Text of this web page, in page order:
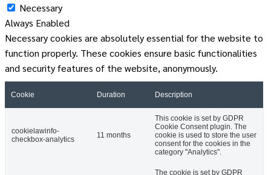
Necessary
Always Enabled
Necessary cookies are absolutely essential for the website to
function properly. These cookies ensure basic functionalities
and security features of the website, anonymously.
Cookie Duration Description
cookielawinfo-
checkbox-analytics
11 months
This cookie is set by GDPR
Cookie Consent plugin. The
cookie is used to store the user
consent for the cookies in the
category "Analytics".
The cookie is set by GDPR